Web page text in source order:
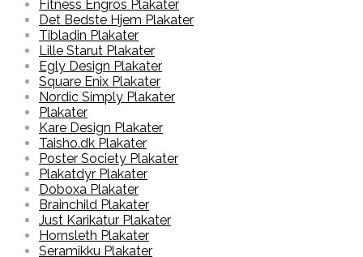
Fitness Engros Plakater
Det Bedste Hjem Plakater
Tibladin Plakater
Lille Starut Plakater
Egly Design Plakater
Square Enix Plakater
Nordic Simply Plakater
Plakater
Kare Design Plakater
Taisho.dk Plakater
Poster Society Plakater
Plakatdyr Plakater
Doboxa Plakater
Brainchild Plakater
Just Karikatur Plakater
Hornsleth Plakater
Seramikku Plakater